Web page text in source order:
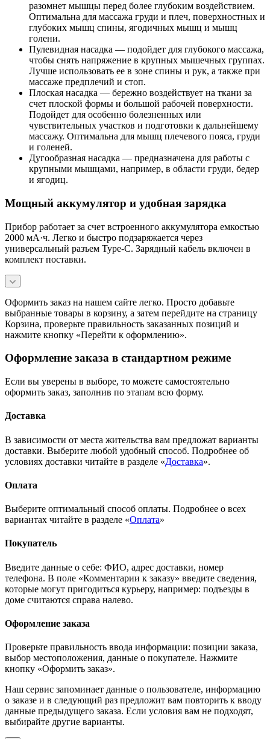
разомнет мышцы перед более глубоким воздействием.
Оптимальна для массажа груди и плеч, поверхностных и
глубоких мышц спины, ягодичных мышц и мышц
голени.
Пулевидная насадка — подойдет для глубокого массажа,
чтобы снять напряжение в крупных мышечных группах.
Лучше использовать ее в зоне спины и рук, а также при
массаже предплечий и стоп.
Плоская насадка — бережно воздействует на ткани за
счет плоской формы и большой рабочей поверхности.
Подойдет для особенно болезненных или
чувствительных участков и подготовки к дальнейшему
массажу. Оптимальна для мышц плечевого пояса, груди
и голеней.
Дугообразная насадка — предназначена для работы с
крупными мышцами, например, в области груди, бедер
и ягодиц.
Мощный аккумулятор и удобная зарядка
Прибор работает за счет встроенного аккумулятора емкостью
2000 мА·ч. Легко и быстро подзаряжается через
универсальный разъем Type-C. Зарядный кабель включен в
комплект поставки.
Оформить заказ на нашем сайте легко. Просто добавьте
выбранные товары в корзину, а затем перейдите на страницу
Корзина, проверьте правильность заказанных позиций и
нажмите кнопку «Перейти к оформлению».
Оформление заказа в стандартном режиме
Если вы уверены в выборе, то можете самостоятельно
оформить заказ, заполнив по этапам всю форму.
Доставка
В зависимости от места жительства вам предложат варианты
доставки. Выберите любой удобный способ. Подробнее об
условиях доставки читайте в разделе «Доставка».
Оплата
Выберите оптимальный способ оплаты. Подробнее о всех
вариантах читайте в разделе «Оплата»
Покупатель
Введите данные о себе: ФИО, адрес доставки, номер
телефона. В поле «Комментарии к заказу» введите сведения,
которые могут пригодиться курьеру, например: подъезды в
доме считаются справа налево.
Оформление заказа
Проверьте правильность ввода информации: позиции заказа,
выбор местоположения, данные о покупателе. Нажмите
кнопку «Оформить заказ».
Наш сервис запоминает данные о пользователе, информацию
о заказе и в следующий раз предложит вам повторить к вводу
данные предыдущего заказа. Если условия вам не подходят,
выбирайте другие варианты.